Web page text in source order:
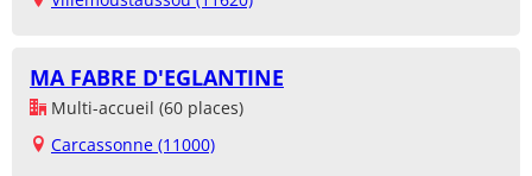
MA FABRE D'EGLANTINE
Multi-accueil (60 places)
Carcassonne (11000)